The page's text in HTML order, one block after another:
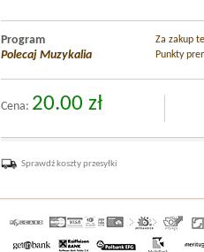
Program
Polecaj Muzykalia
Za zakup
Punkty
Cena: 20.00 zł
Sprawdź koszty przesyłki